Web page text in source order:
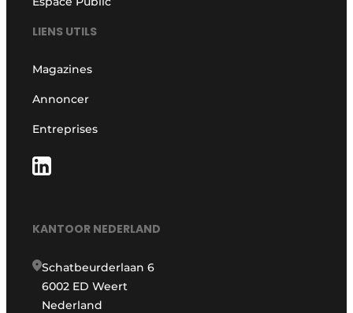
LIENS UTILS
Magazines
Annoncer
Entreprises
KANTOOR NEDERLAND
Schatbeurderlaan 6
6002 ED Weert
Nederland